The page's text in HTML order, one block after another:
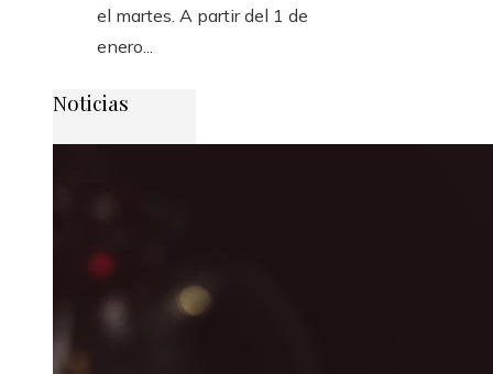
el martes. A partir del 1 de
enero...
Noticias